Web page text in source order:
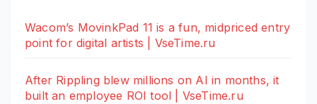
Wacom’s MovinkPad 11 is a fun, midpriced entry
point for digital artists | VseTime.ru
After Rippling blew millions on AI in months, it
built an employee ROI tool | VseTime.ru